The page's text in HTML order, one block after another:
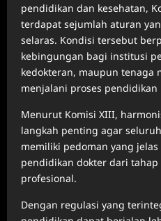
pendidikan dan kesehatan,
terdapat sejumlah aturan
selaras. Kondisi tersebut
kebingungan bagi institusi
kedokteran, maupun tenaga
menjalani proses pendidikan
Menurut Komisi XIII,
langkah penting agar
memiliki pedoman yang
pendidikan dokter dari
profesional.
Dengan regulasi yang